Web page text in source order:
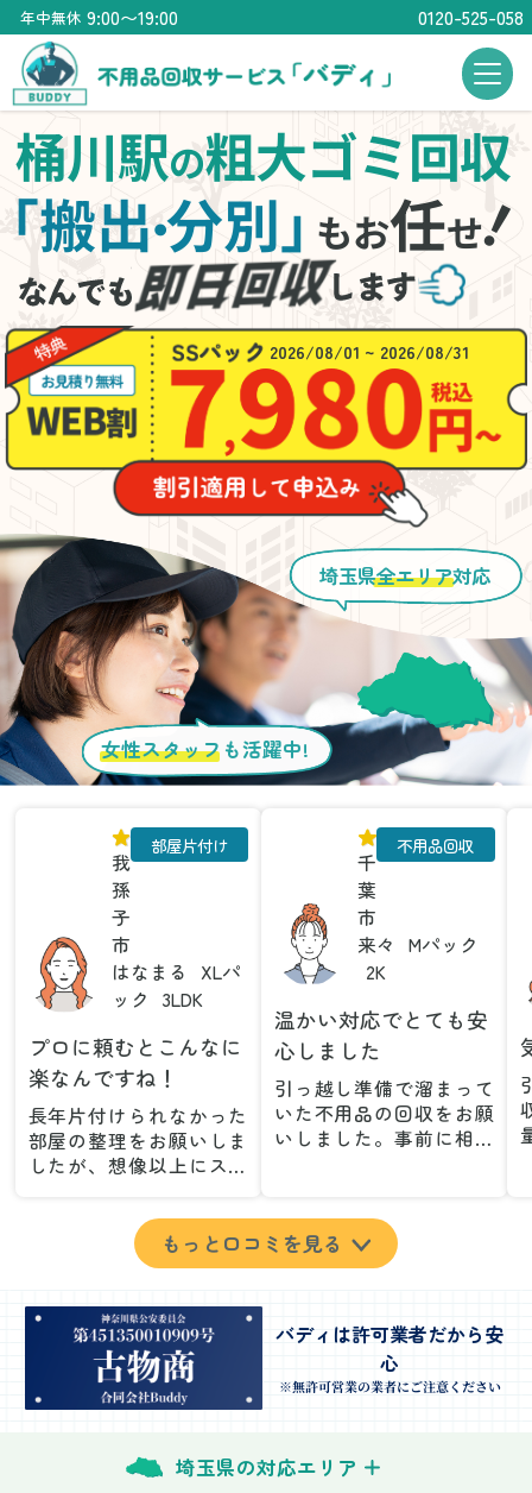
年中無休 9:00〜19:00 0120-525-058
桶川駅の粗大ゴミ回収
搬出・分別」もお任せ
2026/08/01 ~ 2026/08/31
女性スタッフ も活躍中!
埼玉県全エリア対応
我
孫
子
市
はなまる
XLパ
ック
3LDK
部屋片付け
プロに頼むとこんなに
楽なんですね！
長年片付けられなかった
部屋の整理をお願いしま
したが、想像以上にスム
が集めた物や古い家具が
多く、自分たちだけでは
どうにもならない状態で
んが手際よく片付けてく
れたので、部屋が驚くほ
どスッキリしました。自
分では手が回らなかった
場所も含め、プロの力を
特に、物が散乱していた
千
葉
市
来々
Mパック
2K
不用品回収
温かい対応でとても安
心しました
引っ越し準備で溜まって
いた不用品の回収をお願
いしました。事前に相談
とができました。特に、
古い家具や壊れた家電な
ど、処分が難しいものが
きました。
当日は2名のスタッフが来
てくださり、作業の流れ
ちらも安心感を持って作
もっと口コミを見る
バディは許可業者だから安
心
※無許可営業の業者にご注意ください
埼玉県の対応エリア